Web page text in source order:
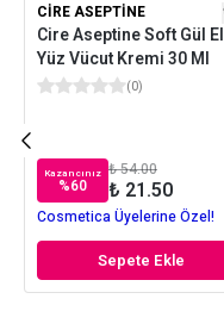
CIRE ASEPTINE
Cire Aseptine Soft Gül El
Yüz Vücut Kremi 30 Ml
(0)
Kazancınız
%60
₺ 54.00
₺ 21.50
Cosmetica Üyelerine Özel!
Sepete Ekle